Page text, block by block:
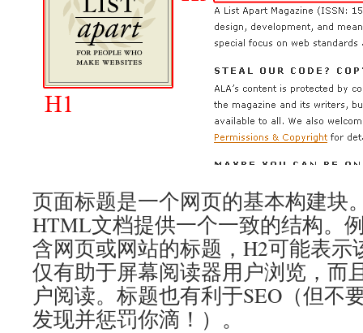
页面标题是一个网页的基本构建块
HTML文档提供一个一致的结构。
含网页或网站的标题，H2可能表示
仅有助于屏幕阅读器用户浏览，而
户阅读。标题也有利于SEO（但不
发现并惩罚你滴！）。